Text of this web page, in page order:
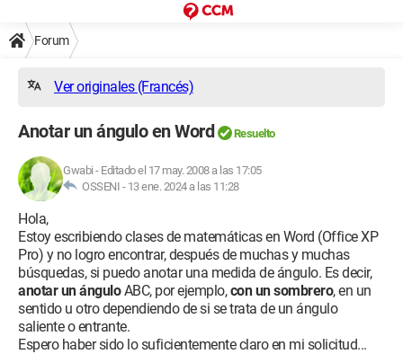
Forum
Ver originales (Francés)
Anotar un ángulo en Word Resuelto
Gwabi - Editado el 17 may. 2008 a las 17:05
OSSENI - 13 ene. 2024 a las 11:28
Hola,
Estoy escribiendo clases de matemáticas en Word (Office XP
Pro) y no logro encontrar, después de muchas y muchas
búsquedas, si puedo anotar una medida de ángulo. Es decir,
anotar un ánguloABC, por ejemplo,con un sombrero, en un
sentido u otro dependiendo de si se trata de un ángulo
saliente o entrante.
Espero haber sido lo suficientemente claro en mi solicitud...